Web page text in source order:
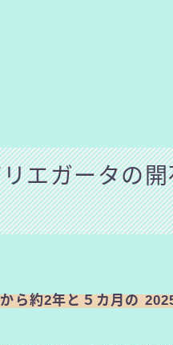
エガータの開
ら約2年と５カ月の